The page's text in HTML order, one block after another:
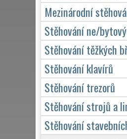
STĚHOVÁNÍ
Naše franchisová
stěhovací servis v
stěhování NON-
domácnosti, tak
kvalitně odvedené
Mám
Mezinárodní
Stěhování ne/
Stěhování těžkých
Stěhování klavírů
Stěhování trezorů
Stěhování strojů a
Stěhování